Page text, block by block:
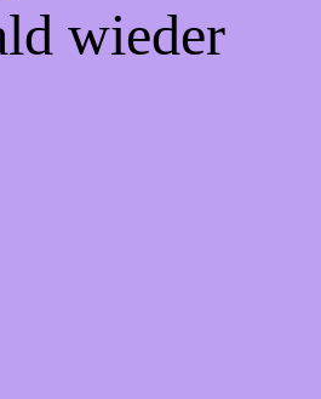
wieder